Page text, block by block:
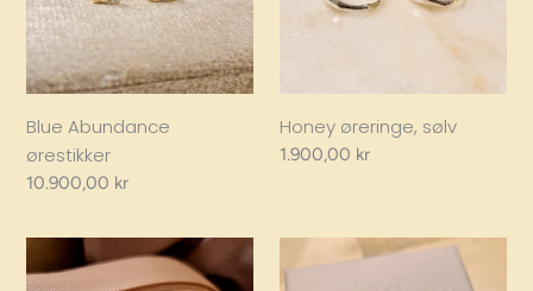
Blue Abundance
ørestikker
Regular
10.900,00 kr
Honey øreringe, sølv
Regular
1.900,00 kr
Honey
øreringe,
Swirl,